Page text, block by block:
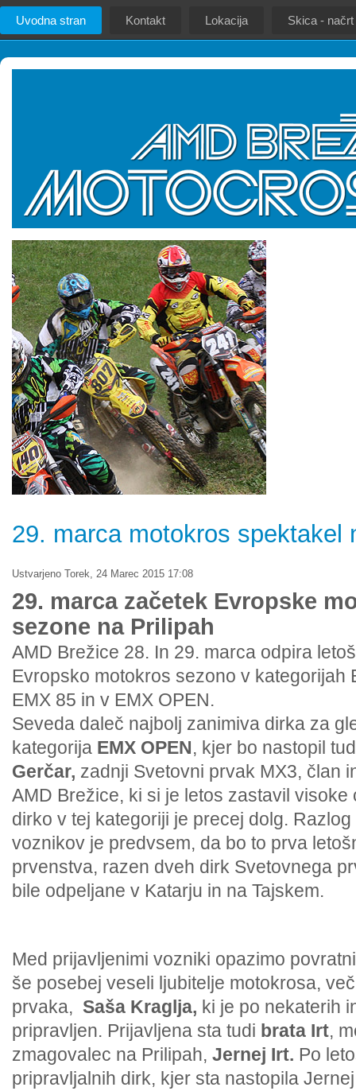
Uvodna stran Kontakt Lokacija Skica -
29. marca motokros spektakel
Ustvarjeno Torek, 24 Marec 2015 17:08
29. marca začetek Evropske
sezone na Prilipah
AMD Brežice 28. In 29. marca odpira
Evropsko motokros sezono v kategorijah
EMX 85 in v EMX OPEN.
Seveda daleč najbolj zanimiva dirka za
kategorija EMX OPEN, kjer bo nastopil
Gerčar, zadnji Svetovni prvak MX3, član
AMD Brežice, ki si je letos zastavil
dirko v tej kategoriji je precej dolg.
voznikov je predvsem, da bo to prva
prvenstva, razen dveh dirk Svetovnega
bile odpeljane v Katarju in na Tajskem.
Med prijavljenimi vozniki opazimo
še posebej veseli ljubitelje motokrosa,
prvaka, Saša Kraglja, ki je po nekaterih
pripravljen. Prijavljena sta tudi brata Irt,
zmagovalec na Prilipah, Jernej Irt. Po
pripravljalnih dirk, kjer sta nastopila